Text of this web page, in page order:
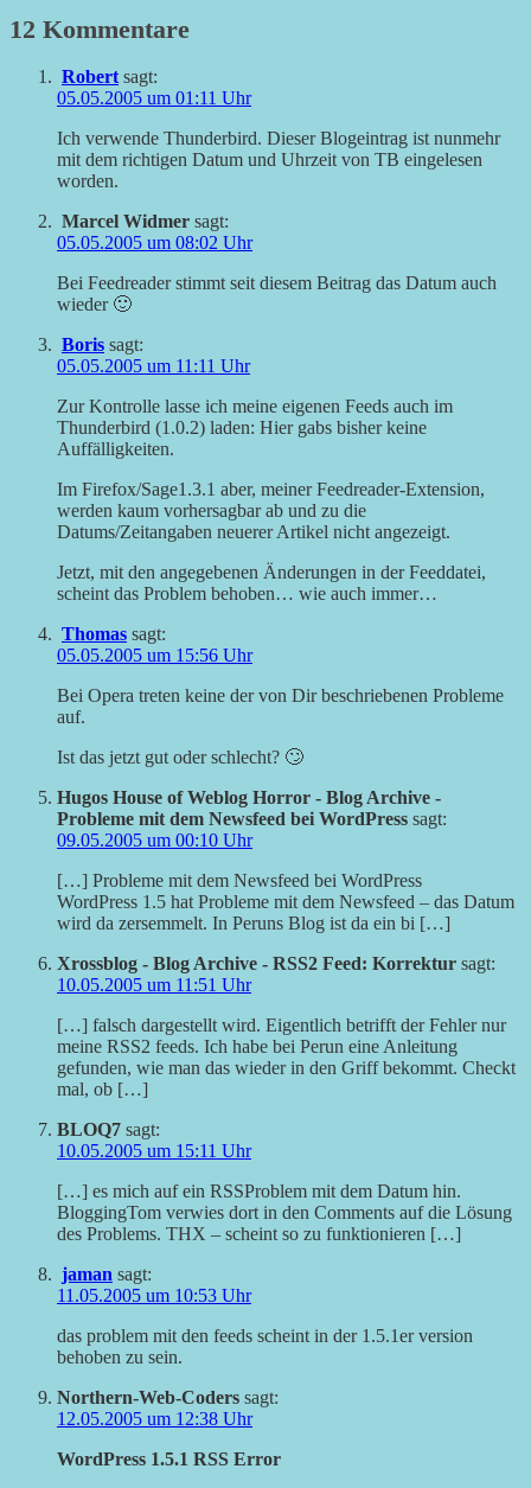
12 Kommentare
Robert sagt:
05.05.2005 um 01:11 Uhr
Ich verwende Thunderbird. Dieser Blogeintrag ist nunmehr
mit dem richtigen Datum und Uhrzeit von TB eingelesen
worden.
Marcel Widmer sagt:
05.05.2005 um 08:02 Uhr
Bei Feedreader stimmt seit diesem Beitrag das Datum auch
wieder 🙂
Boris sagt:
05.05.2005 um 11:11 Uhr
Zur Kontrolle lasse ich meine eigenen Feeds auch im
Thunderbird (1.0.2) laden: Hier gabs bisher keine
Auffälligkeiten.
Im Firefox/Sage1.3.1 aber, meiner Feedreader-Extension,
werden kaum vorhersagbar ab und zu die
Datums/Zeitangaben neuerer Artikel nicht angezeigt.
Jetzt, mit den angegebenen Änderungen in der Feeddatei,
scheint das Problem behoben… wie auch immer…
Thomas sagt:
05.05.2005 um 15:56 Uhr
Bei Opera treten keine der von Dir beschriebenen Probleme
auf.
Ist das jetzt gut oder schlecht? 🙄
Hugos House of Weblog Horror - Blog Archive -
Probleme mit dem Newsfeed bei WordPress sagt:
09.05.2005 um 00:10 Uhr
[…] Probleme mit dem Newsfeed bei WordPress
WordPress 1.5 hat Probleme mit dem Newsfeed – das Datum
wird da zersemmelt. In Peruns Blog ist da ein bi […]
Xrossblog - Blog Archive - RSS2 Feed: Korrektur sagt:
10.05.2005 um 11:51 Uhr
[…] falsch dargestellt wird. Eigentlich betrifft der Fehler nur
meine RSS2 feeds. Ich habe bei Perun eine Anleitung
gefunden, wie man das wieder in den Griff bekommt. Checkt
mal, ob […]
BLOQ7 sagt:
10.05.2005 um 15:11 Uhr
[…] es mich auf ein RSSProblem mit dem Datum hin.
BloggingTom verwies dort in den Comments auf die Lösung
des Problems. THX – scheint so zu funktionieren […]
jaman sagt:
11.05.2005 um 10:53 Uhr
das problem mit den feeds scheint in der 1.5.1er version
behoben zu sein.
Northern-Web-Coders sagt:
12.05.2005 um 12:38 Uhr
WordPress 1.5.1 RSS Error